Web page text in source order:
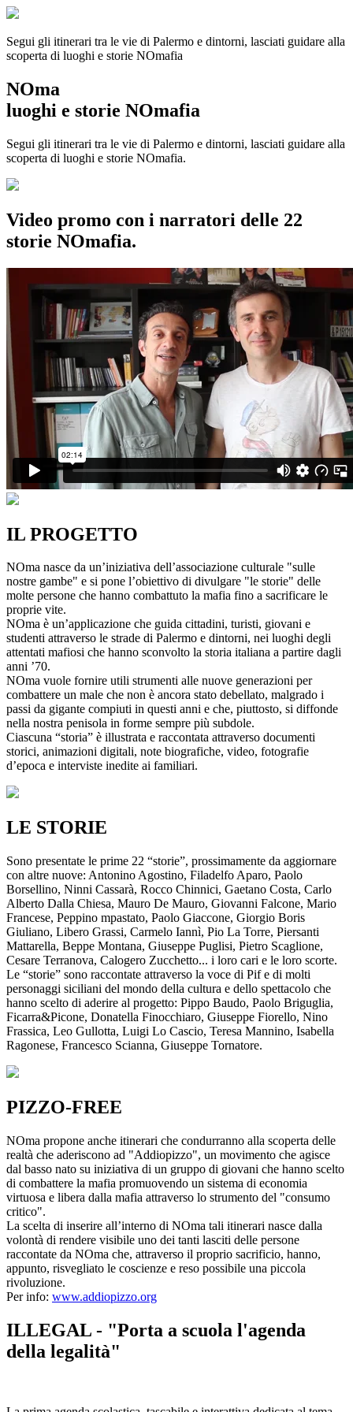
Segui gli itinerari tra le vie di Palermo e dintorni, lasciati guidare alla
scoperta di luoghi e storie NOmafia
NOma
luoghi e storie NOmafia
Segui gli itinerari tra le vie di Palermo e dintorni, lasciati guidare alla
scoperta di luoghi e storie NOmafia.
Video promo con i narratori delle 22
storie NOmafia.
IL PROGETTO
NOma nasce da un’iniziativa dell’associazione culturale "sulle
nostre gambe" e si pone l’obiettivo di divulgare "le storie" delle
molte persone che hanno combattuto la mafia fino a sacrificare le
proprie vite.
NOma è un’applicazione che guida cittadini, turisti, giovani e
studenti attraverso le strade di Palermo e dintorni, nei luoghi degli
attentati mafiosi che hanno sconvolto la storia italiana a partire dagli
anni ’70.
NOma vuole fornire utili strumenti alle nuove generazioni per
combattere un male che non è ancora stato debellato, malgrado i
passi da gigante compiuti in questi anni e che, piuttosto, si diffonde
nella nostra penisola in forme sempre più subdole.
Ciascuna “storia” è illustrata e raccontata attraverso documenti
storici, animazioni digitali, note biografiche, video, fotografie
d’epoca e interviste inedite ai familiari.
LE STORIE
Sono presentate le prime 22 “storie”, prossimamente da aggiornare
con altre nuove: Antonino Agostino, Filadelfo Aparo, Paolo
Borsellino, Ninni Cassarà, Rocco Chinnici, Gaetano Costa, Carlo
Alberto Dalla Chiesa, Mauro De Mauro, Giovanni Falcone, Mario
Francese, Peppino mpastato, Paolo Giaccone, Giorgio Boris
Giuliano, Libero Grassi, Carmelo Iannì, Pio La Torre, Piersanti
Mattarella, Beppe Montana, Giuseppe Puglisi, Pietro Scaglione,
Cesare Terranova, Calogero Zucchetto... i loro cari e le loro scorte.
Le “storie” sono raccontate attraverso la voce di Pif e di molti
personaggi siciliani del mondo della cultura e dello spettacolo che
hanno scelto di aderire al progetto: Pippo Baudo, Paolo Briguglia,
Ficarra&Picone, Donatella Finocchiaro, Giuseppe Fiorello, Nino
Frassica, Leo Gullotta, Luigi Lo Cascio, Teresa Mannino, Isabella
Ragonese, Francesco Scianna, Giuseppe Tornatore.
PIZZO-FREE
NOma propone anche itinerari che condurranno alla scoperta delle
realtà che aderiscono ad "Addiopizzo", un movimento che agisce
dal basso nato su iniziativa di un gruppo di giovani che hanno scelto
di combattere la mafia promuovendo un sistema di economia
virtuosa e libera dalla mafia attraverso lo strumento del "consumo
critico".
La scelta di inserire all’interno di NOma tali itinerari nasce dalla
volontà di rendere visibile uno dei tanti lasciti delle persone
raccontate da NOma che, attraverso il proprio sacrificio, hanno,
appunto, risvegliato le coscienze e reso possibile una piccola
rivoluzione.
Per info: www.addiopizzo.org
ILLEGAL - "Porta a scuola l'agenda
della legalità"